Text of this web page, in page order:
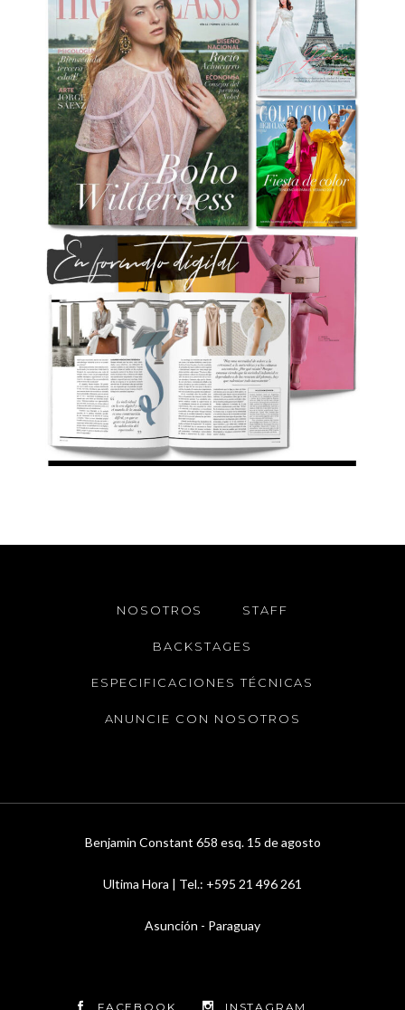
NOSOTROS STAFF
BACKSTAGES
ESPECIFICACIONES TÉCNICAS
ANUNCIE CON NOSOTROS
Benjamin Constant 658 esq. 15 de agosto
Ultima Hora | Tel.: +595 21 496 261
Asunción - Paraguay
FACEBOOK INSTAGRAM